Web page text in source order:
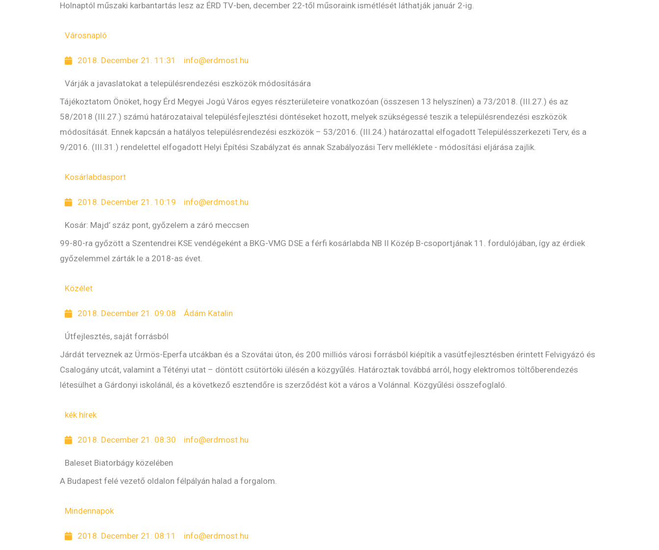
Holnaptól műszaki karbantartás lesz az ÉRD TV-ben, december 22-től műsoraink ismétlését láthatják január 2-ig.
Városnapló
2018. December 21. 11:31 info@erdmost.hu
Várják a javaslatokat a településrendezési eszközök módosítására
Tájékoztatom Önöket, hogy Érd Megyei Jogú Város egyes részterületeire vonatkozóan (összesen 13 helyszínen) a 73/2018. (III.27.) és az
58/2018 (III.27.) számú határozataival településfejlesztési döntéseket hozott, melyek szükségessé teszik a településrendezési eszközök
módosítását. Ennek kapcsán a hatályos településrendezési eszközök – 53/2016. (III.24.) határozattal elfogadott Településszerkezeti Terv, és a
9/2016. (III.31.) rendelettel elfogadott Helyi Építési Szabályzat és annak Szabályozási Terv melléklete - módosítási eljárása zajlik.
Kosárlabdasport
2018. December 21. 10:19 info@erdmost.hu
Kosár: Majd’ száz pont, győzelem a záró meccsen
99-80-ra győzött a Szentendrei KSE vendégeként a BKG-VMG DSE a férfi kosárlabda NB II Közép B-csoportjának 11. fordulójában, így az érdiek
győzelemmel zárták le a 2018-as évet.
Közélet
2018. December 21. 09:08 Ádám Katalin
Útfejlesztés, saját forrásból
Járdát terveznek az Ürmös-Eperfa utcákban és a Szovátai úton, és 200 milliós városi forrásból kiépítik a vasútfejlesztésben érintett Felvigyázó és
Csalogány utcát, valamint a Tétényi utat – döntött csütörtöki ülésén a közgyűlés. Határoztak továbbá arról, hogy elektromos töltőberendezés
létesülhet a Gárdonyi iskolánál, és a következő esztendőre is szerződést köt a város a Volánnal. Közgyűlési összefoglaló.
kék hírek
2018. December 21. 08:30 info@erdmost.hu
Baleset Biatorbágy közelében
A Budapest felé vezető oldalon félpályán halad a forgalom.
Mindennapok
2018. December 21. 08:11 info@erdmost.hu